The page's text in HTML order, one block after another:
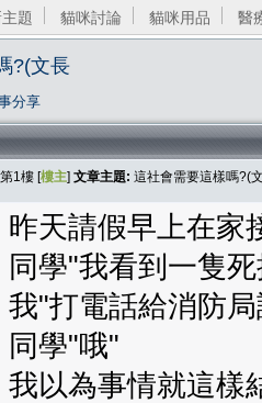
題 貓咪討論 貓咪用品 醫
?(文長
分享
1樓 [樓主] 文章主題: 這社會需要這樣嗎?(
昨天請假早上在家
同學"我看到一隻
我"打電話給消防
同學"哦"
我以為事情就這樣